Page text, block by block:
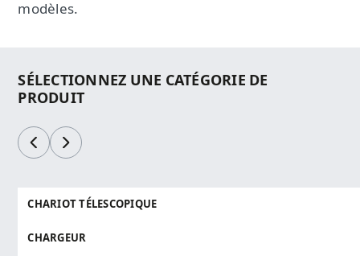
modèles.
SÉLECTIONNEZ UNE CATÉGORIE DE
PRODUIT
PrécédentSuivant
CHARIOT TÉLESCOPIQUE
CHARGEUR